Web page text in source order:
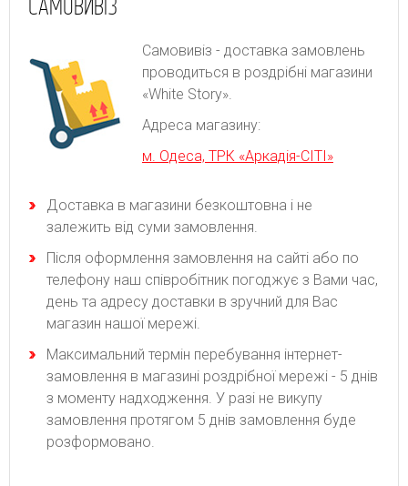
Самовивіз - доставка замовлень
проводиться в роздрібні магазини
«White Story».
Адреса магазину:
м. Одеса, ТРК «Аркадія-СІТІ»
Доставка в магазини безкоштовна і не
залежить від суми замовлення.
Після оформлення замовлення на сайті або по
телефону наш співробітник погоджує з Вами час,
день та адресу доставки в зручний для Вас
магазин нашої мережі.
Максимальний термін перебування інтернет-
замовлення в магазині роздрібної мережі - 5 днів
з моменту надходження. У разі не викупу
замовлення протягом 5 днів замовлення буде
розформовано.